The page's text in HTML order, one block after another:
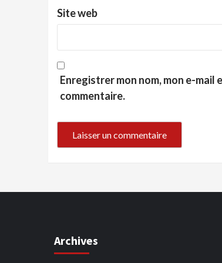
Site web
Enregistrer mon nom, mon e-mail
commentaire.
Archives